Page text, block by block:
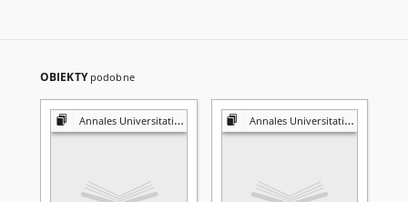
OBIEKTY podobne
Annales Universitatis Mariae Curie-Skłodowska. Sectio D, Medicina Annales Universitatis Mariae Curie-Skłodowska. Sectio D, Medicina